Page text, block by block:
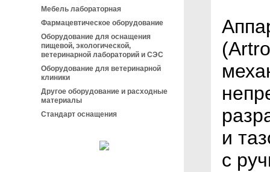
Мебель лабораторная
Фармацевтическое оборудование
Оборудование для оснащения
пищевой, экологической,
ветеринарной лабораторий и СЭС
Оборудование для ветеринарной
клиники
Другое оборудование и расходные
материалы
Стандарт оснащения
и
с